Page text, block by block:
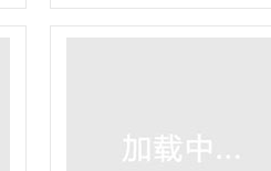
合伙）